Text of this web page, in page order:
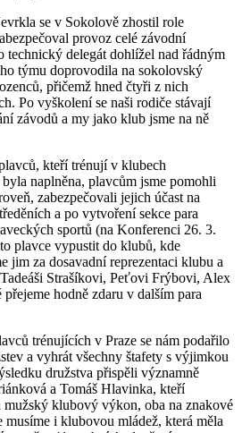
se v Sokolově zhostil role
provoz celé závodní
technický delegát dohlížel nad řádným
týmu doprovodila na sokolovský
přičemž hned čtyři z nich
Po vyškolení se naši rodiče stávají
závodů a my jako klub jsme na ně
kteří trénují v klubech
naplněna, plavcům jsme pomohli
zabezpečovali jejich účast na
a po vytvoření sekce para
sportů (na Konferenci 26. 3.
plavce vypustit do klubů, kde
jim za dosavadní reprezentaci klubu a
Strašíkovi, Peťovi Frýbovi, Alex
hodně zdaru v dalším para
trénujících v Praze se nám podařilo
a vyhrát všechny štafety s výjimkou
družstva přispěli významně
a Tomáš Hlavinka, kteří
mužský klubový výkon, oba na znakové
musíme i klubovou mládež, která měla